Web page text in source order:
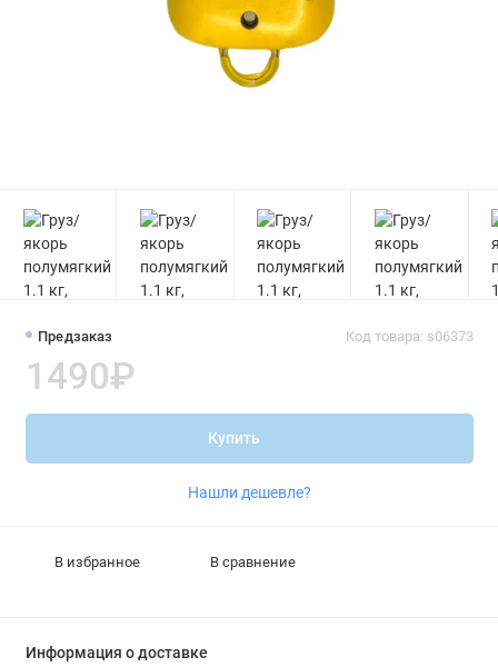
Предзаказ Код товара: s06373
1490₽
Купить
Нашли дешевле?
В избранное В сравнение
Информация о доставке